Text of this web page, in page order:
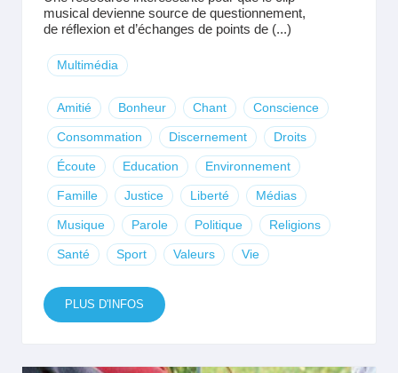
musical devienne source de questionnement,
de réflexion et d’échanges de points de (...)
Multimédia
Amitié Bonheur Chant Conscience
Consommation Discernement Droits
Écoute Education Environnement
Famille Justice Liberté Médias
Musique Parole Politique Religions
Santé Sport Valeurs Vie
PLUS D'INFOS